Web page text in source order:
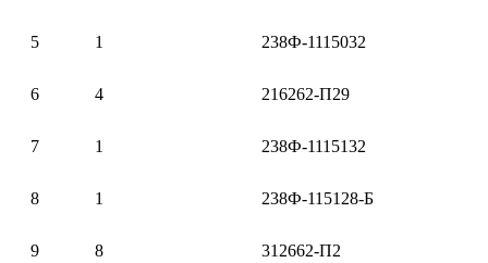
5 1 238Ф-1115032
6 4 216262-П29
7 1 238Ф-1115132
8 1 238Ф-115128-Б
9 8 312662-П2